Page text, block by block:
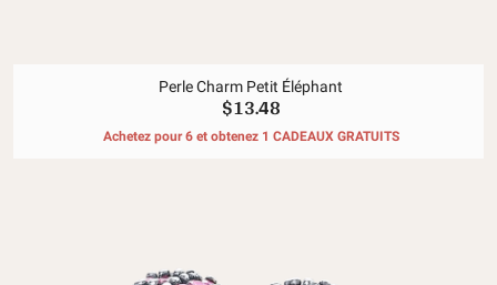
Perle Charm Petit Éléphant
$13.48
Achetez pour 6 et obtenez 1 CADEAUX GRATUITS